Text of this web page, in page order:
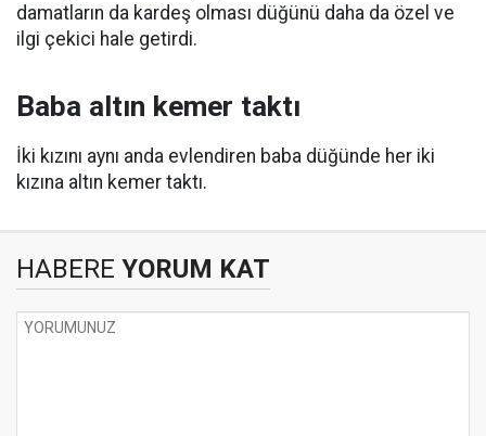
damatların da kardeş olması düğünü daha da özel ve
ilgi çekici hale getirdi.
Baba altın kemer taktı
İki kızını aynı anda evlendiren baba düğünde her iki
kızına altın kemer taktı.
HABERE YORUM KAT